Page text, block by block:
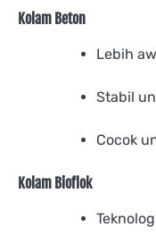
Kolam Beton
Lebih
Stabil
Cocok
Kolam Bioflok